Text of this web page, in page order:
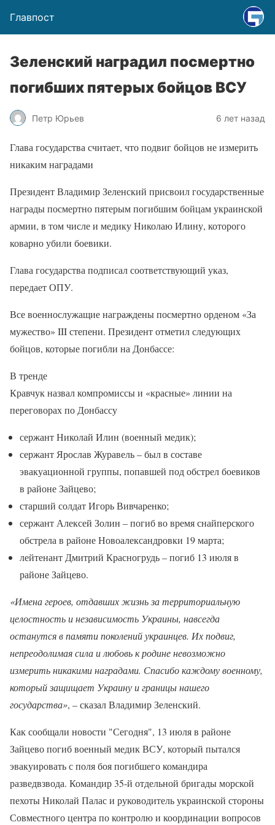
Главпост
Зеленский наградил посмертно
погибших пятерых бойцов ВСУ
Петр Юрьев 6 лет назад
Глава государства считает, что подвиг бойцов не измерить
никаким наградами
Президент Владимир Зеленский присвоил государственные
награды посмертно пятерым погибшим бойцам украинской
армии, в том числе и медику Николаю Илину, которого
коварно убили боевики.
Глава государства подписал соответствующий указ,
передает ОПУ.
Все военнослужащие награждены посмертно орденом «За
мужество» III степени. Президент отметил следующих
бойцов, которые погибли на Донбассе:
В тренде
Кравчук назвал компромиссы и «красные» линии на
переговорах по Донбассу
сержант Николай Илин (военный медик);
сержант Ярослав Журавель – был в составе
эвакуационной группы, попавшей под обстрел боевиков
в районе Зайцево;
старший солдат Игорь Вивчаренко;
сержант Алексей Золин – погиб во время снайперского
обстрела в районе Новоалександровки 19 марта;
лейтенант Дмитрий Красногрудь – погиб 13 июля в
районе Зайцево.
«Имена героев, отдавших жизнь за территориальную
целостность и независимость Украины, навсегда
останутся в памяти поколений украинцев. Их подвиг,
непреодолимая сила и любовь к родине невозможно
измерить никакими наградами. Спасибо каждому военному,
который защищает Украину и границы нашего
государства», – сказал Владимир Зеленский.
Как сообщали новости "Сегодня", 13 июля в районе
Зайцево погиб военный медик ВСУ, который пытался
эвакуировать с поля боя погибшего командира
разведвзвода. Командир 35-й отдельной бригады морской
пехоты Николай Палас и руководитель украинской стороны
Совместного центра по контролю и координации вопросов